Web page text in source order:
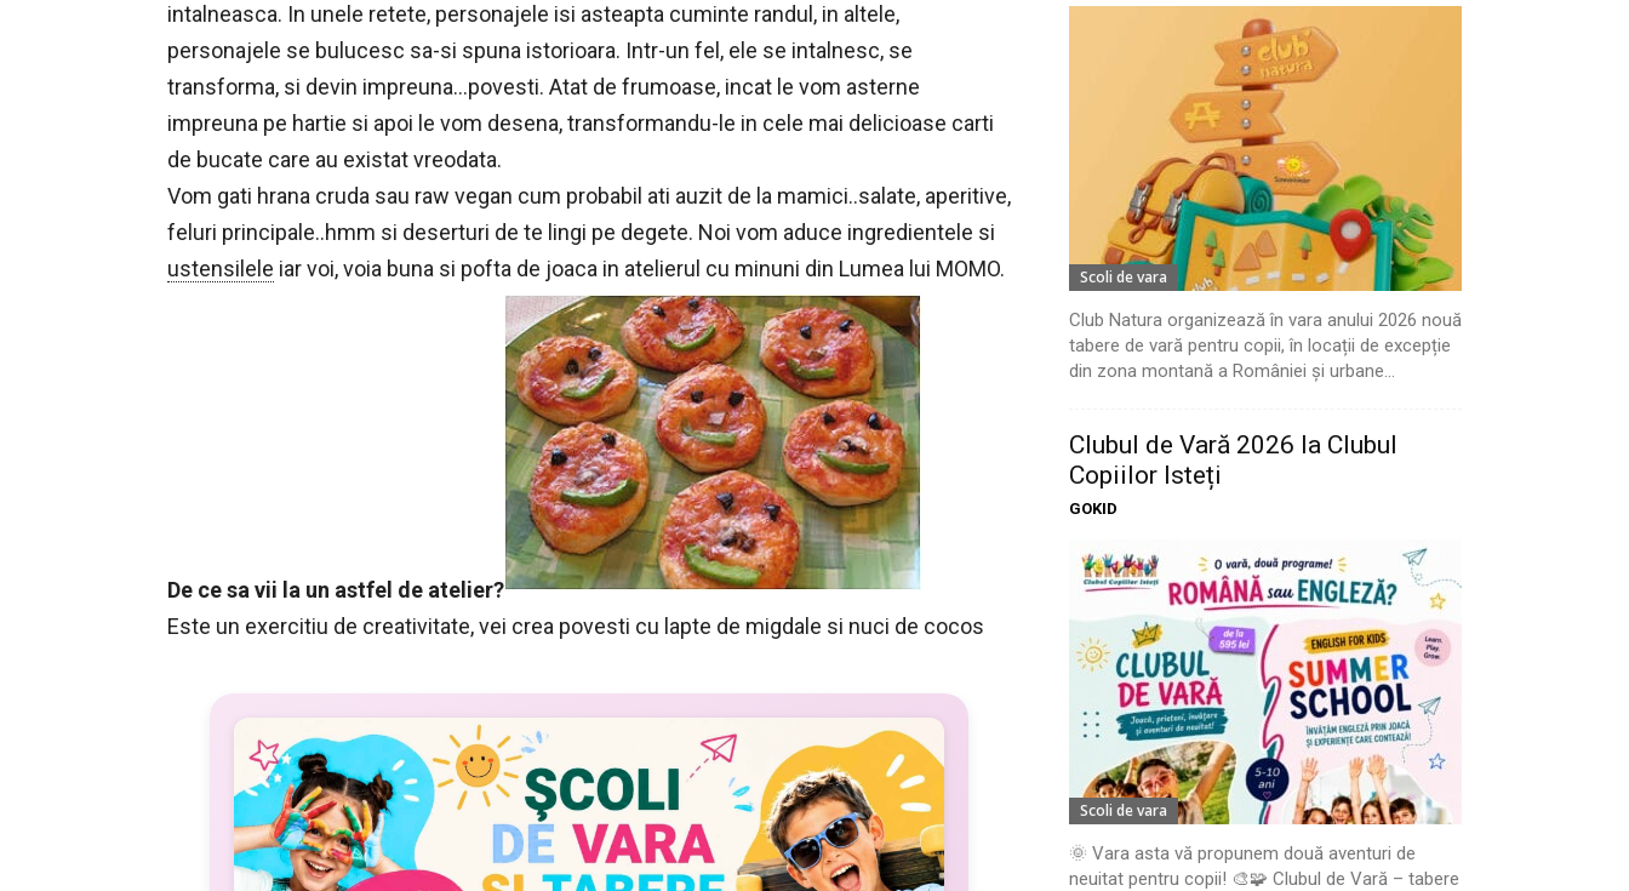
intalneasca. In unele retete, personajele isi asteapta cuminte randul, in altele,
personajele se bulucesc sa-si spuna istorioara. Intr-un fel, ele se intalnesc, se
transforma, si devin impreuna…povesti. Atat de frumoase, incat le vom asterne
impreuna pe hartie si apoi le vom desena, transformandu-le in cele mai delicioase carti
de bucate care au existat vreodata.
Vom gati hrana cruda sau raw vegan cum probabil ati auzit de la mamici..salate, aperitive,
feluri principale..hmm si deserturi de te lingi pe degete. Noi vom aduce ingredientele si
ustensilele iar voi, voia buna si pofta de joaca in atelierul cu minuni din Lumea lui MOMO.
De ce sa vii la un astfel de atelier?
Este un exercitiu de creativitate, vei crea povesti cu lapte de migdale si nuci de cocos
Scoli de vara
Club Natura organizează în vara anului 2026 nouă
tabere de vară pentru copii, în locații de excepție
din zona montană a României și urbane...
Clubul de Vară 2026 la Clubul
Copiilor Isteți
GOKID
Scoli de vara
🌞 Vara asta vă propunem două aventuri de
neuitat pentru copii! 🎨🧩 Clubul de Vară – tabere